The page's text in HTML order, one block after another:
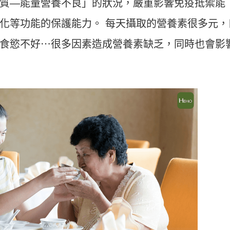
—能量營養不良」的狀況，嚴重影響免疫抵禦能
等功能的保護能力。 每天攝取的營養素很多元
慾不好⋯很多因素造成營養素缺乏，同時也會影